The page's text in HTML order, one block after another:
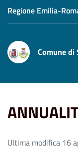
Regione Emilia-
Comune di
Ultima modifica 16